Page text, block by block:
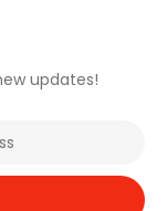
updates!